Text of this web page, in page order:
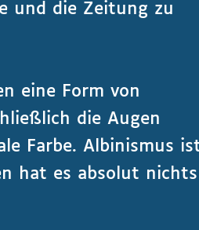
und die Zeitung zu
eine Form von
die Augen
Farbe. Albinismus
hat es absolut nichts